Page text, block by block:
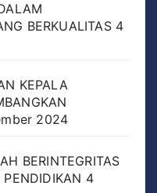
BERKUALITAS 4
KEPALA
2024
BERINTEGRITAS
4